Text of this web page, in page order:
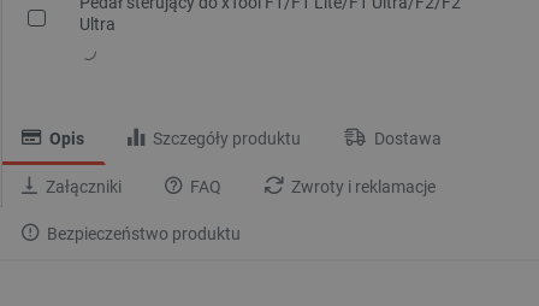
Ultra
Opis Szczegóły produktu Dostawa
Załączniki FAQ Zwroty i reklamacje
Bezpieczeństwo produktu